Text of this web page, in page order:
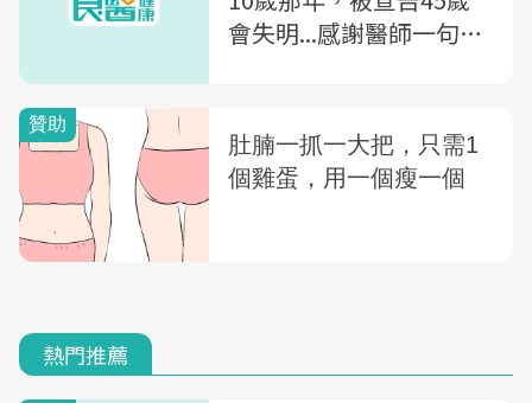
會失明...感謝醫師一句話
熱門推薦